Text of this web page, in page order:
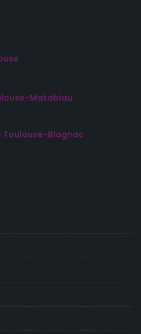
Matabiau
Toulouse-Blagnac